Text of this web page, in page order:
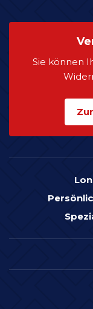
Sie können